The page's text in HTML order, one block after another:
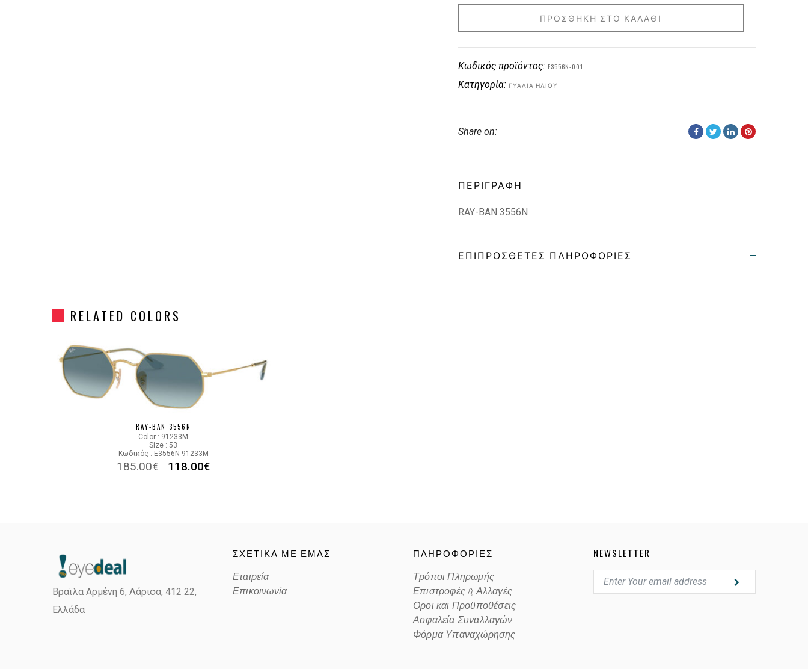
ΠΡΟΣΘΉΚΗ ΣΤΟ ΚΑΛΆΘΙ
Κωδικός προϊόντος: E3556N-001
Κατηγορία: ΓΥΑΛΙΆ ΗΛΊΟΥ
Share on:
ΠΕΡΙΓΡΑΦΉ
RAY-BAN 3556N
ΕΠΙΠΡΌΣΘΕΤΕΣ ΠΛΗΡΟΦΟΡΊΕΣ
RELATED COLORS
RAY-BAN 3556N
Color : 91233M
Size : 53
Κωδικός : E3556N-91233M
185.00€ 118.00€
Βραϊλα Αρμένη 6, Λάρισα, 412 22,
Ελλάδα
ΣΧΕΤΙΚΑ ΜΕ ΕΜΑΣ
Εταιρεία
Επικοινωνία
ΠΛΗΡΟΦΟΡΙΕΣ
Τρόποι Πληρωμής
Επιστροφές & Αλλαγές
Οροι και Προϋποθέσεις
Ασφαλεία Συναλλαγών
Φόρμα Υπαναχώρησης
NEWSLETTER